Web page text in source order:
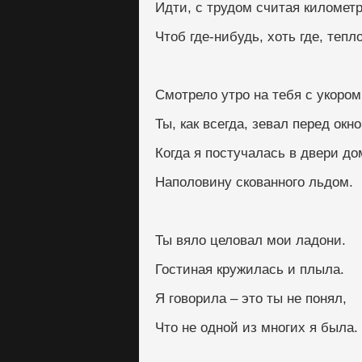
Идти, с трудом считая
Чтоб где-нибудь, хоть где,
Смотрело утро на тебя с
Ты, как всегда, зевал перед
Когда я постучалась в двери
Наполовину скованного льдом.
Ты вяло целовал мои ладони.
Гостиная кружилась и плыла.
Я говорила – это ты не понял,
Что не одной из многих я была.